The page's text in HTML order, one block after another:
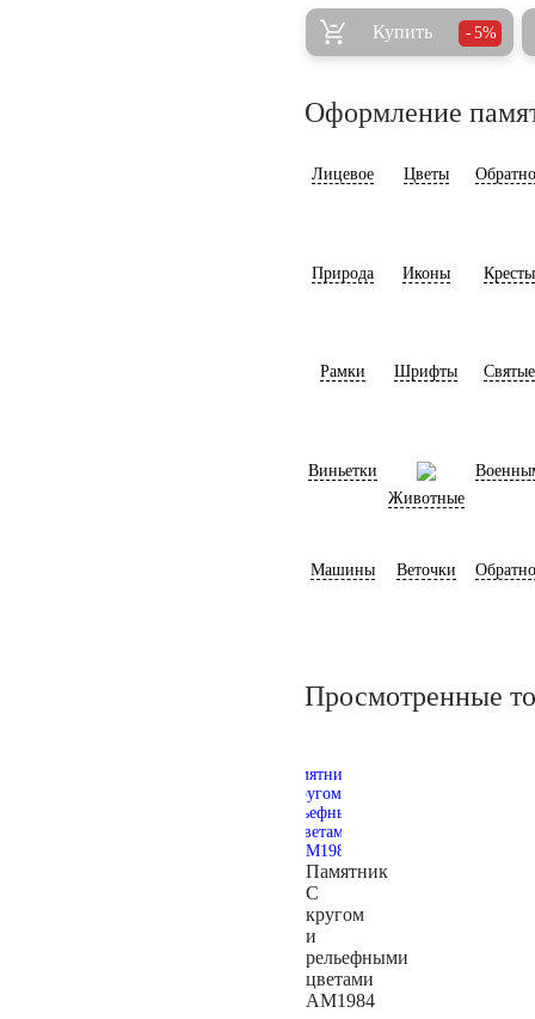
Купить 5%
Оформление
Лицевое Цветы
Природа Иконы Кресты
Рамки Шрифты Святые
Виньетки
Животные
Машины Веточки
Просмотренные
Памятник
С
кругом
и
рельефными
цветами
AM1984